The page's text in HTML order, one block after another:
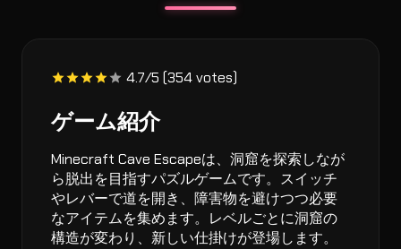
4.7/5 (354 votes)
ゲーム紹介
Minecraft Cave Escapeは、洞窟を探索しなが
ら脱出を目指すパズルゲームです。スイッチ
やレバーで道を開き、障害物を避けつつ必要
なアイテムを集めます。レベルごとに洞窟の
構造が変わり、新しい仕掛けが登場します。